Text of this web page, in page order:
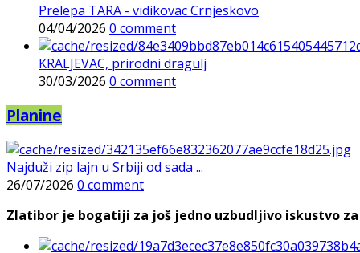
Prelepa TARA - vidikovac Crnjeskovo
04/04/2026 0 comment
KRALJEVAC, prirodni dragulj
30/03/2026 0 comment
Planine
Najduži zip lajn u Srbiji od sada ...
26/07/2026 0 comment
Zlatibor je bogatiji za još jedno uzbudljivo iskustvo